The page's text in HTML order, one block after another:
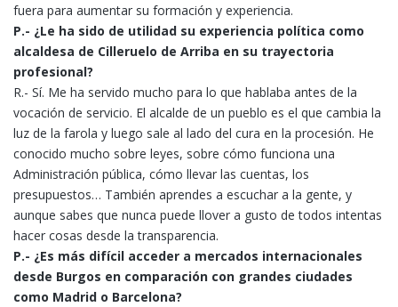
fuera para aumentar su formación y experiencia.
P.- ¿Le ha sido de utilidad su experiencia política como
alcaldesa de Cilleruelo de Arriba en su trayectoria
profesional?
R.- Sí. Me ha servido mucho para lo que hablaba antes de la
vocación de servicio. El alcalde de un pueblo es el que cambia la
luz de la farola y luego sale al lado del cura en la procesión. He
conocido mucho sobre leyes, sobre cómo funciona una
Administración pública, cómo llevar las cuentas, los
presupuestos… También aprendes a escuchar a la gente, y
aunque sabes que nunca puede llover a gusto de todos intentas
hacer cosas desde la transparencia.
P.- ¿Es más difícil acceder a mercados internacionales
desde Burgos en comparación con grandes ciudades
como Madrid o Barcelona?